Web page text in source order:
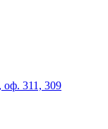
оф. 311, 309